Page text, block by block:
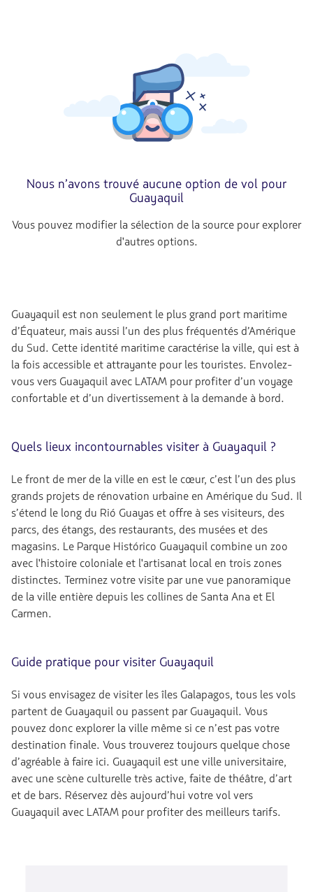
Nous n’avons trouvé aucune option de vol pour
Guayaquil
Vous pouvez modifier la sélection de la source pour explorer
d'autres options.
Guayaquil est non seulement le plus grand port maritime
d’Équateur, mais aussi l’un des plus fréquentés d’Amérique
du Sud. Cette identité maritime caractérise la ville, qui est à
la fois accessible et attrayante pour les touristes. Envolez-
vous vers Guayaquil avec LATAM pour profiter d’un voyage
confortable et d’un divertissement à la demande à bord.
Quels lieux incontournables visiter à Guayaquil ?
Le front de mer de la ville en est le cœur, c’est l’un des plus
grands projets de rénovation urbaine en Amérique du Sud. Il
s’étend le long du Rió Guayas et offre à ses visiteurs, des
parcs, des étangs, des restaurants, des musées et des
magasins. Le Parque Histórico Guayaquil combine un zoo
avec l'histoire coloniale et l'artisanat local en trois zones
distinctes. Terminez votre visite par une vue panoramique
de la ville entière depuis les collines de Santa Ana et El
Carmen.
Guide pratique pour visiter Guayaquil
Si vous envisagez de visiter les îles Galapagos, tous les vols
partent de Guayaquil ou passent par Guayaquil. Vous
pouvez donc explorer la ville même si ce n’est pas votre
destination finale. Vous trouverez toujours quelque chose
d’agréable à faire ici. Guayaquil est une ville universitaire,
avec une scène culturelle très active, faite de théâtre, d’art
et de bars. Réservez dès aujourd’hui votre vol vers
Guayaquil avec LATAM pour profiter des meilleurs tarifs.